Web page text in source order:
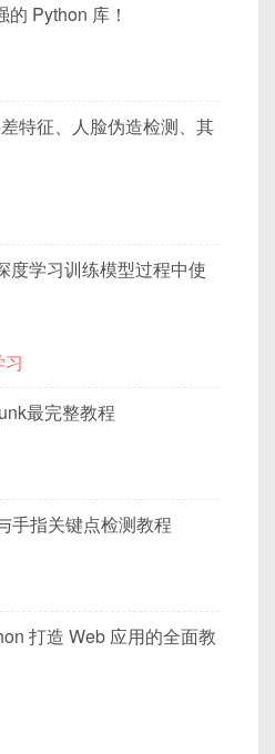
Python 库！
特征、人脸伪造检测、其
度学习训练模型过程中使
最完整教程
手指关键点检测教程
打造 Web 应用的全面教